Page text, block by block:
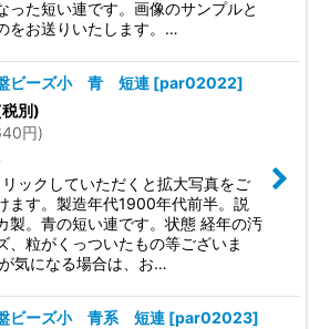
った短い連です。画像のサンプルと
をお送りいたします。…
ビーズ小 青 短連 [par02022]
別)
円)
ックしていただくと拡大写真をご
ます。製造年代1900年代前半。説
製。青の短い連です。状態 経年の汚
、粒がくっついたもの等ございま
気になる場合は、お…
ビーズ小 青系 短連 [par02023]